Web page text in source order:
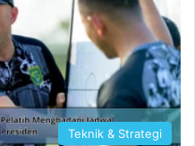
Teknik & Strategi